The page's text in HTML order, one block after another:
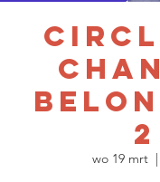
2
wo 19 mrt
  |